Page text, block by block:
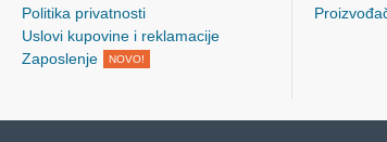
Politika privatnosti
Uslovi kupovine i reklamacije
Zaposlenje
NOVO!